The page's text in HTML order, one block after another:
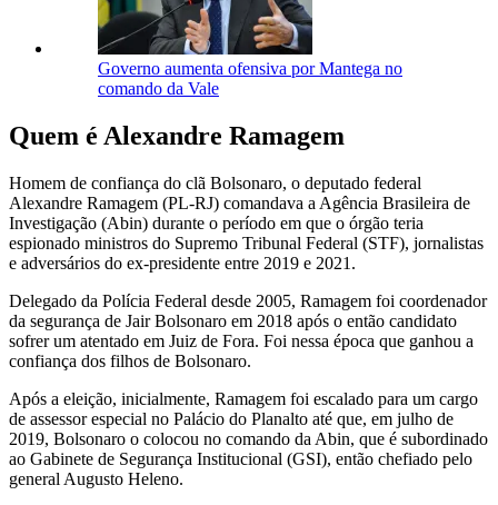
Governo aumenta ofensiva por Mantega no
comando da Vale
Quem é Alexandre Ramagem
Homem de confiança do clã Bolsonaro, o deputado federal
Alexandre Ramagem (PL-RJ) comandava a Agência Brasileira de
Investigação (Abin) durante o período em que o órgão teria
espionado ministros do Supremo Tribunal Federal (STF), jornalistas
e adversários do ex-presidente entre 2019 e 2021.
Delegado da Polícia Federal desde 2005, Ramagem foi coordenador
da segurança de Jair Bolsonaro em 2018 após o então candidato
sofrer um atentado em Juiz de Fora. Foi nessa época que ganhou a
confiança dos filhos de Bolsonaro.
Após a eleição, inicialmente, Ramagem foi escalado para um cargo
de assessor especial no Palácio do Planalto até que, em julho de
2019, Bolsonaro o colocou no comando da Abin, que é subordinado
ao Gabinete de Segurança Institucional (GSI), então chefiado pelo
general Augusto Heleno.